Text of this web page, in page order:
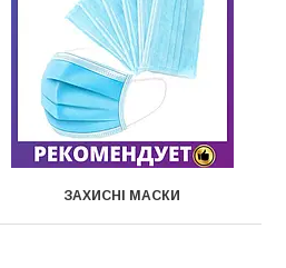
ЗАХИСНІ МАСКИ